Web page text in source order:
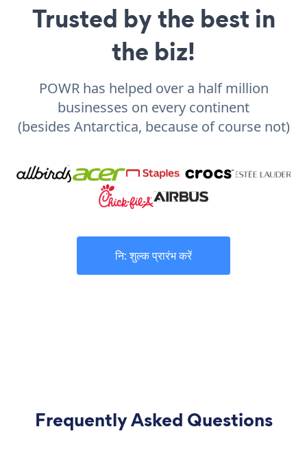
Trusted by the best in
the biz!
POWR has helped over a half million
businesses on every continent
(besides Antarctica, because of course not)
नि: शुल्क प्रारंभ करें
Frequently Asked Questions